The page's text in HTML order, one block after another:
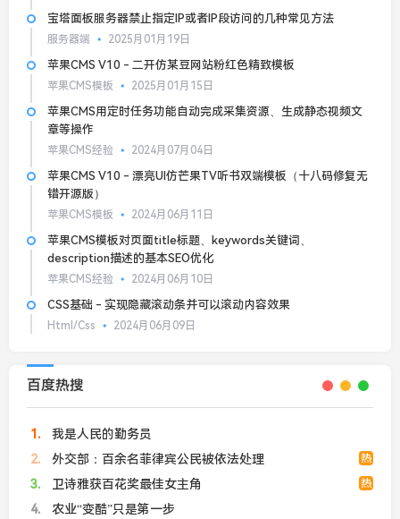
宝塔面板服务器禁止指定IP或者IP段访问的几种常见方法
服务器端 2025月01月19日
苹果CMS V10 - 二开仿某豆网站粉红色精致模板
苹果CMS模板 2025月01月15日
苹果CMS用定时任务功能自动完成采集资源、生成静态视频文
章等操作
苹果CMS经验 2024月07月04日
苹果CMS V10 - 漂亮UI仿芒果TV听书双端模板（十八码修复无
错开源版）
苹果CMS模板 2024月06月11日
苹果CMS模板对页面title标题、keywords关键词、
description描述的基本SEO优化
苹果CMS经验 2024月06月10日
CSS基础 - 实现隐藏滚动条并可以滚动内容效果
Html/Css 2024月06月09日
百度热搜
1
我是人民的勤务员
2
热
外交部：百余名菲律宾公民被依法处理
3
热
卫诗雅获百花奖最佳女主角
4
农业“变酷”只是第一步